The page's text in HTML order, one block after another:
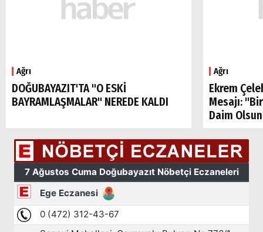
Ağrı
DOĞUBAYAZIT'TA "O ESKİ
BAYRAMLAŞMALAR" NEREDE KALDI
Ağrı
Ekrem
Mesajı:
Daim